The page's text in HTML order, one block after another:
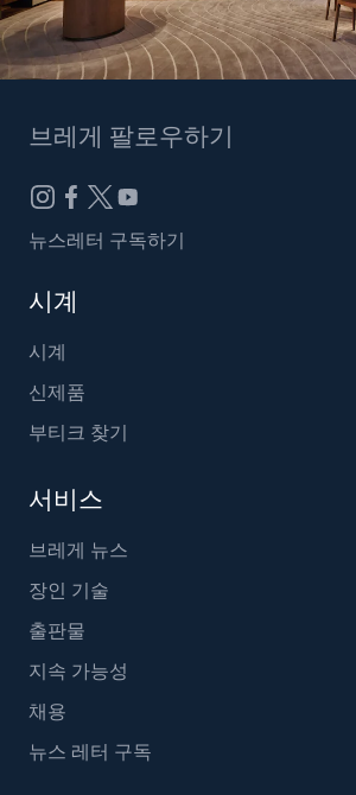
브레게 팔로우하기
뉴스레터 구독하기
시계
시계
신제품
부티크 찾기
서비스
브레게 뉴스
장인 기술
출판물
지속 가능성
채용
뉴스 레터 구독